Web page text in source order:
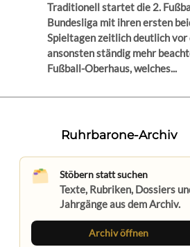
Traditionell startet die 2.
Bundesliga mit ihren ersten
Spieltagen zeitlich deutlich vor
ansonsten ständig mehr
Fußball-Oberhaus, welches...
Ruhrbarone-Archiv
Stöbern statt suchen
Texte, Rubriken, Dossiers
Jahrgänge aus dem Archiv.
Archiv öffnen